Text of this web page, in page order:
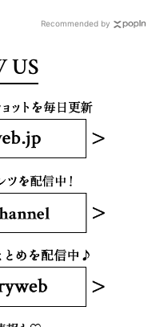
Recommended by
US